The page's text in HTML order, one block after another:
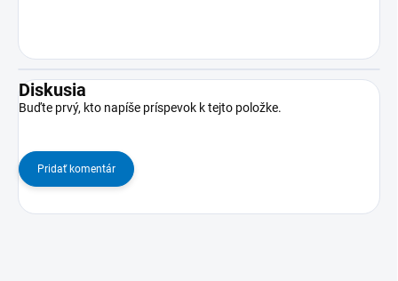
Diskusia
Buďte prvý, kto napíše príspevok k tejto položke.
Pridať komentár